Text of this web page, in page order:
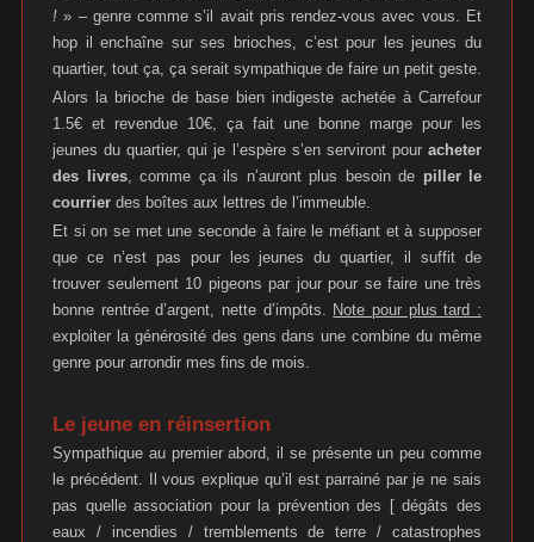
! » – genre comme s’il avait pris rendez-vous avec vous. Et
hop il enchaîne sur ses brioches, c’est pour les jeunes du
quartier, tout ça, ça serait sympathique de faire un petit geste.
Alors la brioche de base bien indigeste achetée à Carrefour
1.5€ et revendue 10€, ça fait une bonne marge pour les
jeunes du quartier, qui je l’espère s’en serviront pour acheter
des livres, comme ça ils n’auront plus besoin de piller le
courrier des boîtes aux lettres de l’immeuble.
Et si on se met une seconde à faire le méfiant et à supposer
que ce n’est pas pour les jeunes du quartier, il suffit de
trouver seulement 10 pigeons par jour pour se faire une très
bonne rentrée d’argent, nette d’impôts. Note pour plus tard :
exploiter la générosité des gens dans une combine du même
genre pour arrondir mes fins de mois.
Le jeune en réinsertion
Sympathique au premier abord, il se présente un peu comme
le précédent. Il vous explique qu’il est parrainé par je ne sais
pas quelle association pour la prévention des [ dégâts des
eaux / incendies / tremblements de terre / catastrophes